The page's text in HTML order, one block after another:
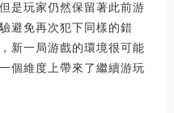
是玩家仍然保留著此前游
避免再次犯下同樣的錯
新一局游戲的環境很可能
個維度上帶來了繼續游玩